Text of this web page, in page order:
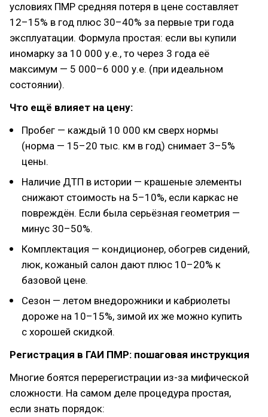
условиях ПМР средняя потеря в цене составляет
12–15% в год плюс 30–40% за первые три года
эксплуатации. Формула простая: если вы купили
иномарку за 10 000 у.е., то через 3 года её
максимум — 5 000–6 000 у.е. (при идеальном
состоянии).
Что ещё влияет на цену:
Пробег — каждый 10 000 км сверх нормы
(норма — 15–20 тыс. км в год) снимает 3–5%
цены.
Наличие ДТП в истории — крашеные элементы
снижают стоимость на 5–10%, если каркас не
повреждён. Если была серьёзная геометрия —
минус 30–50%.
Комплектация — кондиционер, обогрев сидений,
люк, кожаный салон дают плюс 10–20% к
базовой цене.
Сезон — летом внедорожники и кабриолеты
дороже на 10–15%, зимой их же можно купить
с хорошей скидкой.
Регистрация в ГАИ ПМР: пошаговая инструкция
Многие боятся перерегистрации из-за мифической
сложности. На самом деле процедура простая,
если знать порядок: